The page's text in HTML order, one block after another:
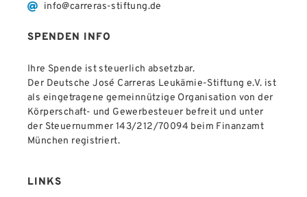
info@carreras-stiftung.de
SPENDEN INFO
Ihre Spende ist steuerlich absetzbar.
Der Deutsche José Carreras Leukämie-Stiftung e.V. ist
als eingetragene gemeinnützige Organisation von der
Körperschaft- und Gewerbesteuer befreit und unter
der Steuernummer 143/212/70094 beim Finanzamt
München registriert.
LINKS